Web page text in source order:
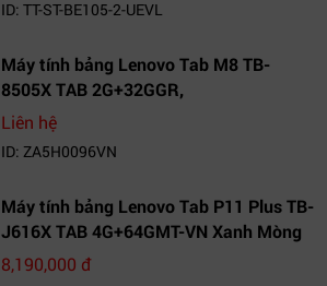
ID: TT-ST-BE105-2-UEVL
Máy tính bảng Lenovo Tab M8 TB-
8505X TAB 2G+32GGR,
VN_ZA5H0096VN
Liên hệ
ID: ZA5H0096VN
Máy tính bảng Lenovo Tab P11 Plus TB-
J616X TAB 4G+64GMT-VN Xanh Mòng
Két_ZA9L0164VN
8,190,000 đ